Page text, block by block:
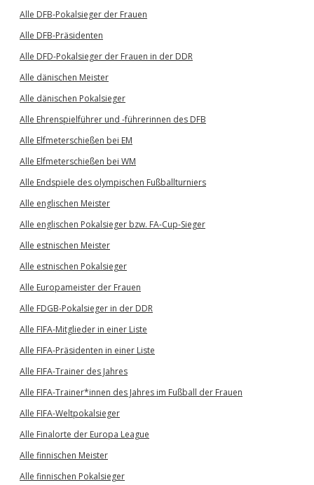
Alle DFB-Pokalsieger der Frauen
Alle DFB-Präsidenten
Alle DFD-Pokalsieger der Frauen in der DDR
Alle dänischen Meister
Alle dänischen Pokalsieger
Alle Ehrenspielführer und -führerinnen des DFB
Alle Elfmeterschießen bei EM
Alle Elfmeterschießen bei WM
Alle Endspiele des olympischen Fußballturniers
Alle englischen Meister
Alle englischen Pokalsieger bzw. FA-Cup-Sieger
Alle estnischen Meister
Alle estnischen Pokalsieger
Alle Europameister der Frauen
Alle FDGB-Pokalsieger in der DDR
Alle FIFA-Mitglieder in einer Liste
Alle FIFA-Präsidenten in einer Liste
Alle FIFA-Trainer des Jahres
Alle FIFA-Trainer*innen des Jahres im Fußball der Frauen
Alle FIFA-Weltpokalsieger
Alle Finalorte der Europa League
Alle finnischen Meister
Alle finnischen Pokalsieger